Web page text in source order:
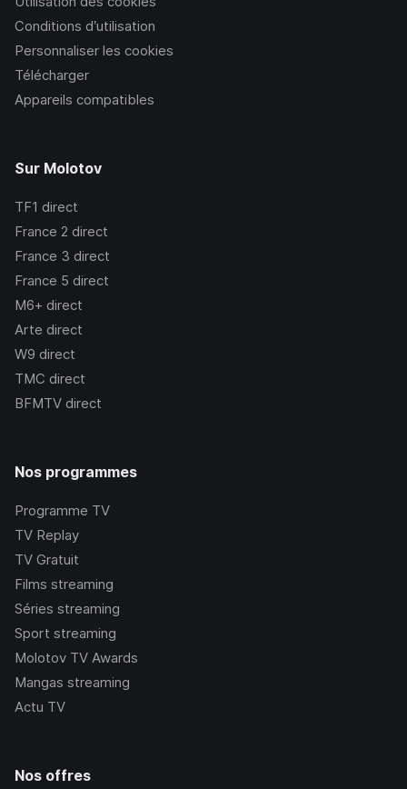
Conditions d’utilisation
Personnaliser les cookies
Télécharger
Appareils compatibles
Sur Molotov
TF1 direct
France 2 direct
France 3 direct
France 5 direct
M6+ direct
Arte direct
W9 direct
TMC direct
BFMTV direct
Nos programmes
Programme TV
TV Replay
TV Gratuit
Films streaming
Séries streaming
Sport streaming
Molotov TV Awards
Mangas streaming
Actu TV
Nos offres